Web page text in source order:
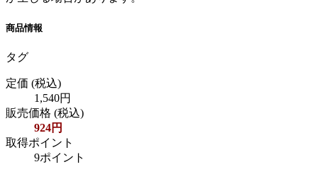
商品情報
タグ
定価 (税込)
1,540円
販売価格 (税込)
924円
取得ポイント
9ポイント